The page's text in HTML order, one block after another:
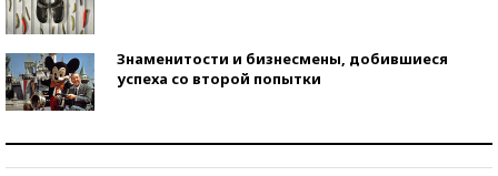
Знаменитости и бизнесмены, добившиеся
успеха со второй попытки